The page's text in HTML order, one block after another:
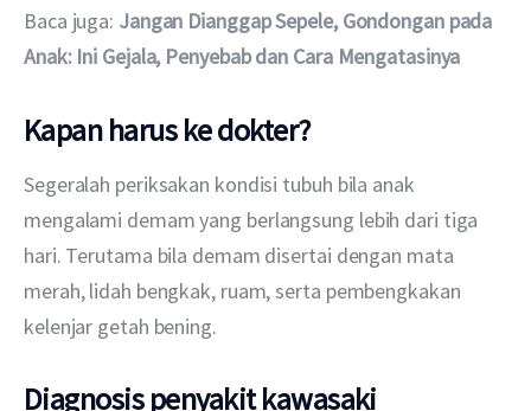
Baca juga: Jangan Dianggap Sepele, Gondongan pada
Anak: Ini Gejala, Penyebab dan Cara Mengatasinya
Kapan harus ke dokter?
Segeralah periksakan kondisi tubuh bila anak
mengalami demam yang berlangsung lebih dari tiga
hari. Terutama bila demam disertai dengan mata
merah, lidah bengkak, ruam, serta pembengkakan
kelenjar getah bening.
Diagnosis penyakit kawasaki